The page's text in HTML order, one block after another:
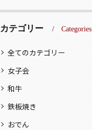
カテゴリー Categories
全てのカテゴリー
女子会
和牛
鉄板焼き
おでん